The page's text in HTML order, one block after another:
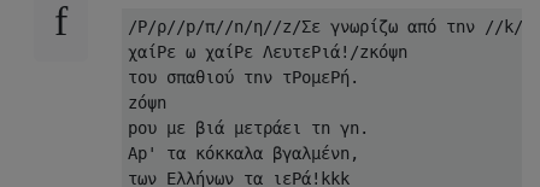
/P/ρ//p/π//n/η//z/Σε γνωρίζω από τnν //k/Και
χαίPε ω χαίPε ΛευτεPιά!/zκόψn
του σπαθιού τnν τPομεPή.
zόψn
pου με βιά μετράει τn γn.
Αp' τα κόκκαλα βγαλμένn,